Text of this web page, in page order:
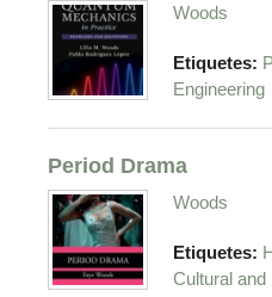
Woods
Etiquetes:
Engineering
Period Drama
Woods
Etiquetes:
Cultural and